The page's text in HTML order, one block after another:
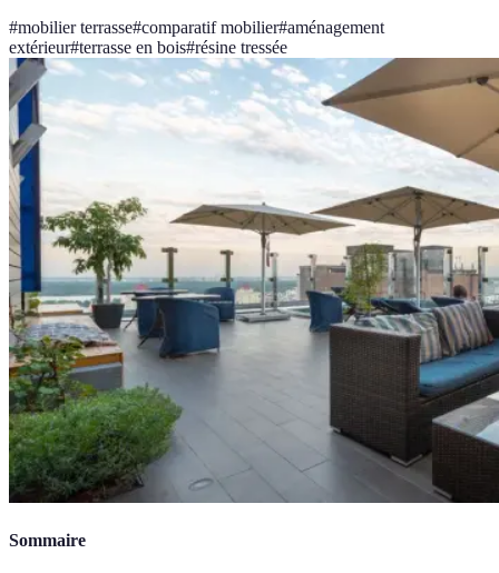
#mobilier terrasse#comparatif mobilier#aménagement
extérieur#terrasse en bois#résine tressée
Sommaire